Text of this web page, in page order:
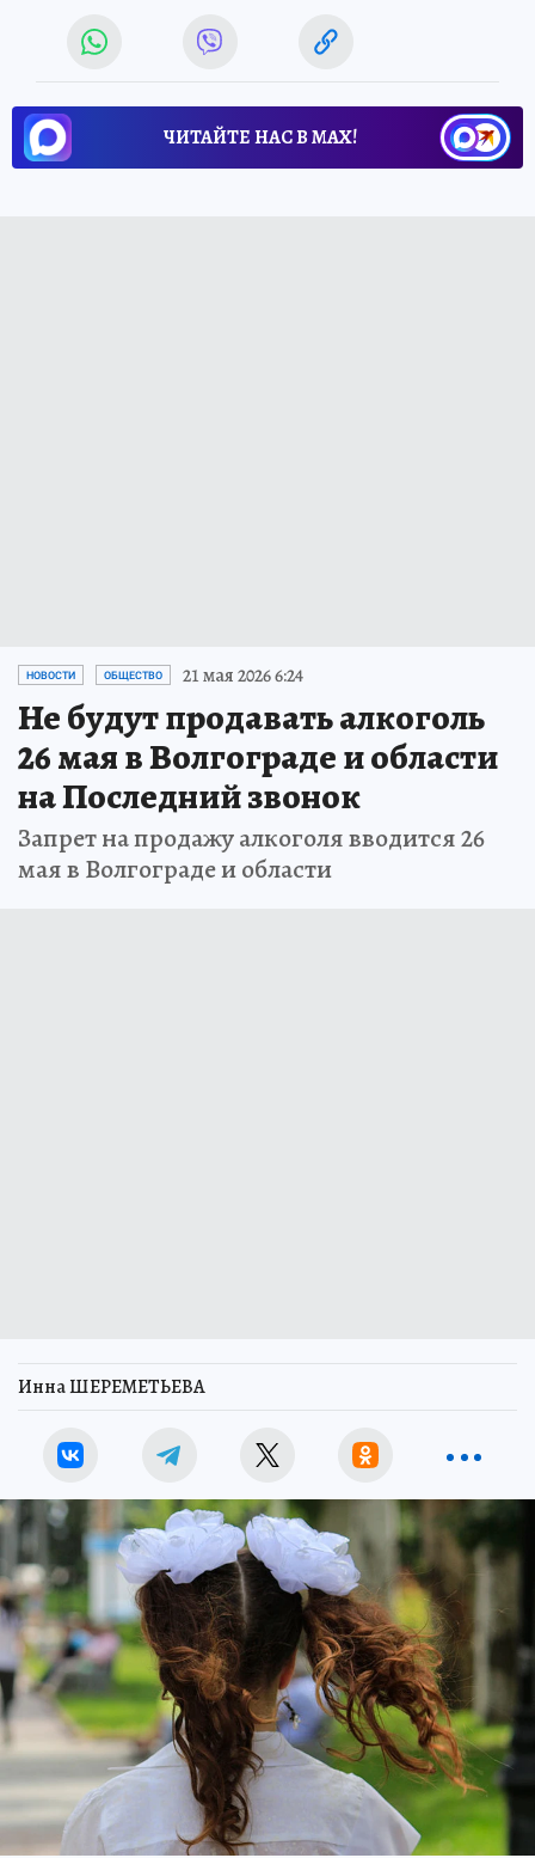
ЧИТАЙТЕ НАС В МАХ!
НОВОСТИ ОБЩЕСТВО 21 мая 2026 6:24
Не будут продавать алкоголь
26 мая в Волгограде и области
на Последний звонок
Запрет на продажу алкоголя вводится 26
мая в Волгограде и области
Инна ШЕРЕМЕТЬЕВА